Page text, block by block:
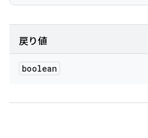
戻り値
boolean